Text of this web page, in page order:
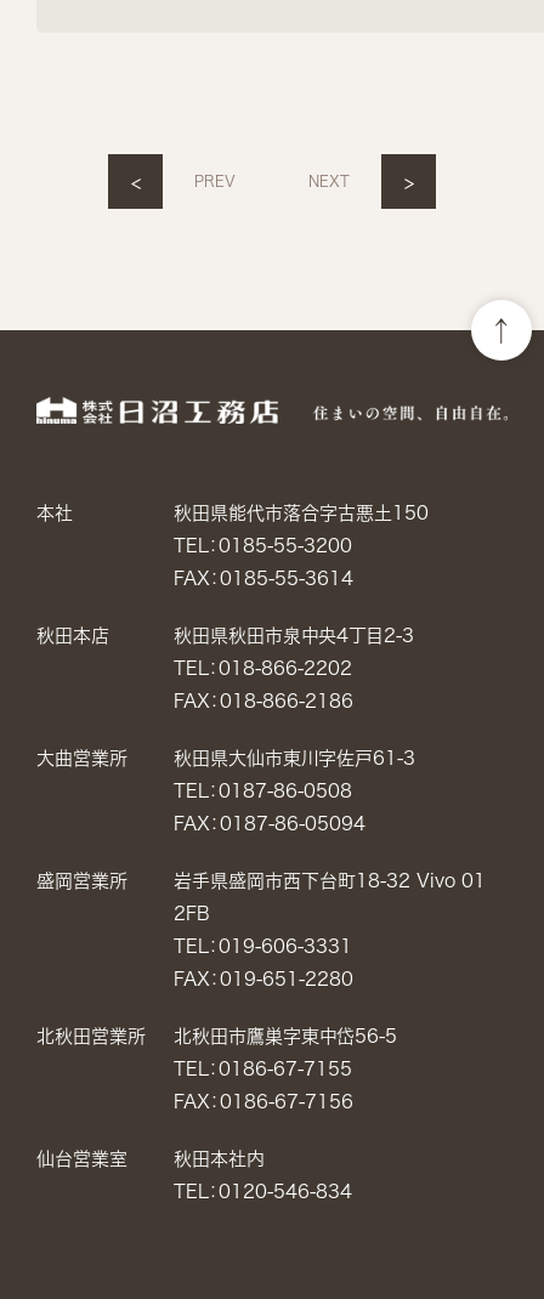
< PREV >
NEXT
本社
秋田県能代市落合字古悪土150
TEL：0185-55-3200
FAX：0185-55-3614
秋田本店
秋田県秋田市泉中央4丁目2-3
TEL：018-866-2202
FAX：018-866-2186
大曲営業所
秋田県大仙市東川字佐戸61-3
TEL：0187-86-0508
FAX：0187-86-05094
盛岡営業所
岩手県盛岡市西下台町18-32 Vivo 01
2FB
TEL：019-606-3331
FAX：019-651-2280
北秋田営業所
北秋田市鷹巣字東中岱56-5
TEL：0186-67-7155
FAX：0186-67-7156
仙台営業室
秋田本社内
TEL：0120-546-834